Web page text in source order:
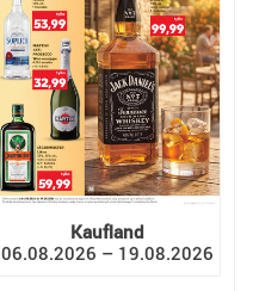
Kaufland
06.08.2026 – 19.08.2026